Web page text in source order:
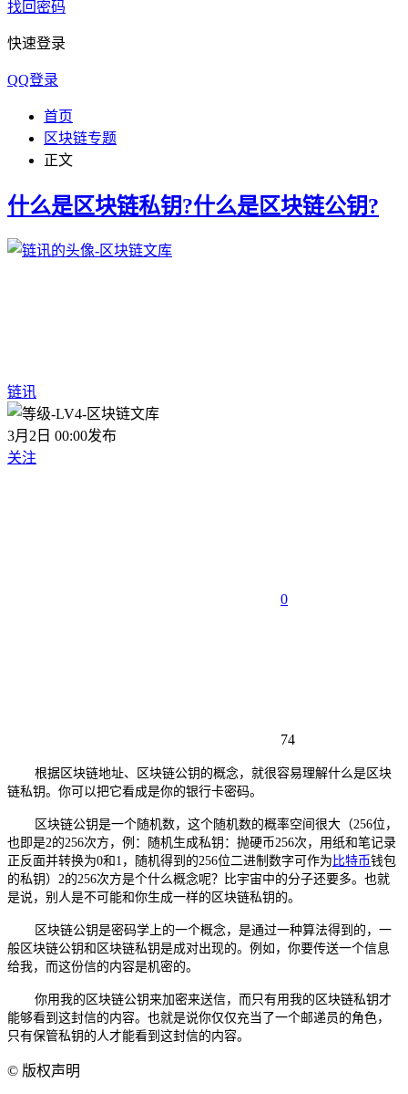
找回密码
快速登录
QQ登录
首页
区块链专题
正文
什么是区块链私钥?什么是区块链公钥?
链讯
3月2日 00:00发布
关注
0
74
根据区块链地址、区块链公钥的概念，就很容易理解什么是区块
链私钥。你可以把它看成是你的银行卡密码。
区块链公钥是一个随机数，这个随机数的概率空间很大（256位，
也即是2的256次方，例：随机生成私钥：抛硬币256次，用纸和笔记录
正反面并转换为0和1，随机得到的256位二进制数字可作为 比特币钱包
的私钥）2的256次方是个什么概念呢？比宇宙中的分子还要多。也就
是说，别人是不可能和你生成一样的区块链私钥的。
区块链公钥是密码学上的一个概念，是通过一种算法得到的，一
般区块链公钥和区块链私钥是成对出现的。例如，你要传送一个信息
给我，而这份信的内容是机密的。
你用我的区块链公钥来加密来送信，而只有用我的区块链私钥才
能够看到这封信的内容。也就是说你仅仅充当了一个邮递员的角色，
只有保管私钥的人才能看到这封信的内容。
© 版权声明